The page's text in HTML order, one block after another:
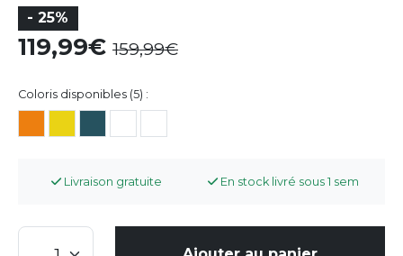
- 25%
119,99 159,99
Coloris disponibles (5) :
Livraison gratuite En stock livré sous 1 sem